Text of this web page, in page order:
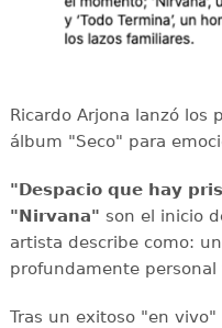
Ricardo Arjona lanzó los
álbum "Seco" para
"Despacio que hay
"Nirvana" son el inicio
artista describe como:
profundamente personal
Tras un exitoso "en